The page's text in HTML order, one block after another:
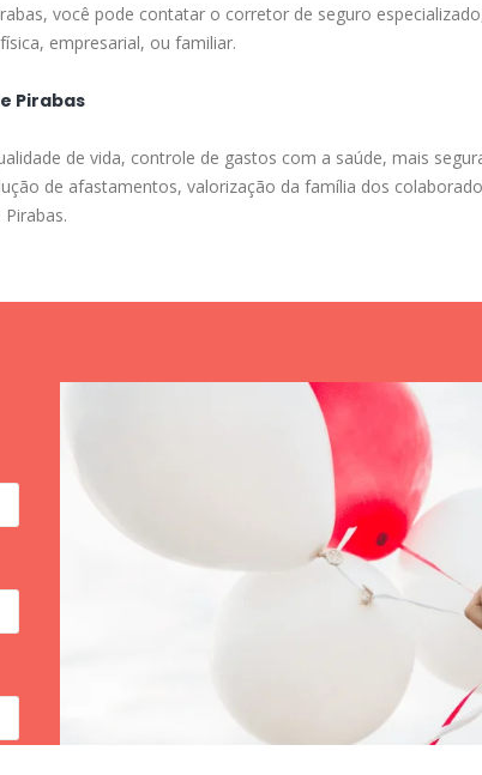
você pode contatar o corretor de seguro
empresarial, ou familiar.
Pirabas
de vida, controle de gastos com a saúde, mais
de afastamentos, valorização da família dos